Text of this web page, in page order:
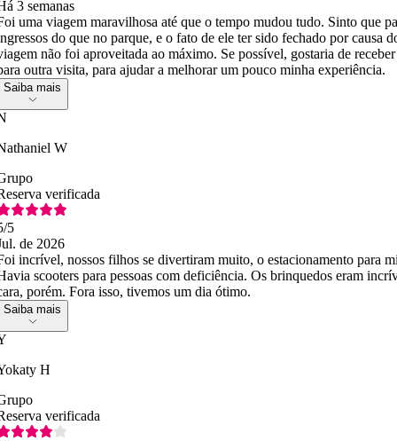
3 semanas
uma viagem maravilhosa até que o tempo mudou tudo. Sinto que
do que no parque, e o fato de ele ter sido fechado por causa
não foi aproveitada ao máximo. Se possível, gostaria de
outra visita, para ajudar a melhorar um pouco minha experiência.
Saiba mais
W
verificada
/5
de 2026
incrível, nossos filhos se divertiram muito, o estacionamento para
scooters para pessoas com deficiência. Os brinquedos eram
porém. Fora isso, tivemos um dia ótimo.
Saiba mais
H
verificada